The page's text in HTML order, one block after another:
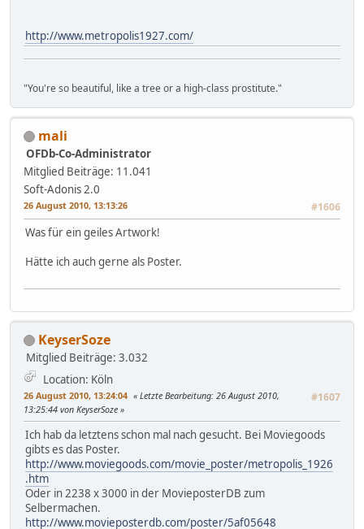
http://www.metropolis1927.com/
"You're so beautiful, like a tree or a high-class prostitute."
mali
OFDb-Co-Administrator
Mitglied Beiträge: 11.041
Soft-Adonis 2.0
26 August 2010, 13:13:26 #1606
Was für ein geiles Artwork!
Hätte ich auch gerne als Poster.
KeyserSoze
Mitglied Beiträge: 3.032
Location: Köln
26 August 2010, 13:24:04 #1607
Letzte Bearbeitung: 26 August 2010,
13:25:44 von KeyserSoze
Ich hab da letztens schon mal nach gesucht. Bei Moviegoods
gibts es das Poster.
http://www.moviegoods.com/movie_poster/metropolis_1926
.htm
Oder in 2238 x 3000 in der MovieposterDB zum
Selbermachen.
http://www.movieposterdb.com/poster/5af05648